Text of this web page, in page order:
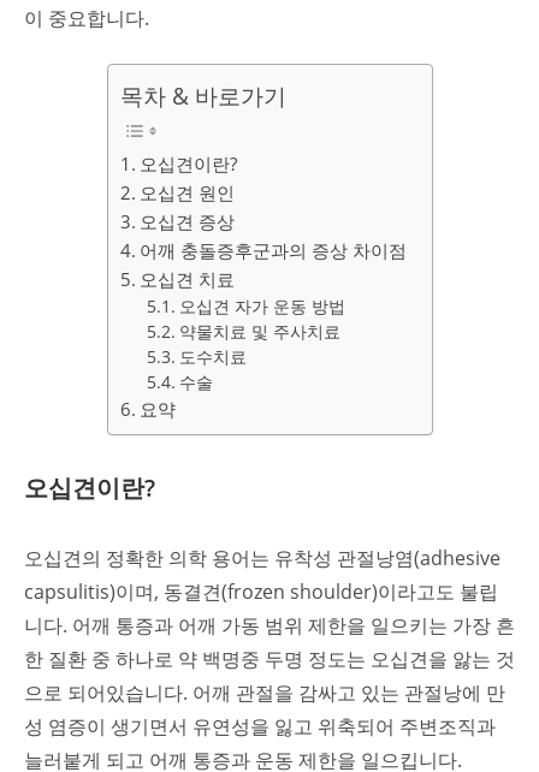
이 중요합니다.
목차 & 바로가기
오십견이란?
오십견 원인
오십견 증상
어깨 충돌증후군과의 증상 차이점
오십견 치료
오십견 자가 운동 방법
약물치료 및 주사치료
도수치료
수술
요약
오십견이란?
오십견의 정확한 의학 용어는 유착성 관절낭염(adhesive
capsulitis)이며, 동결견(frozen shoulder)이라고도 불립
니다. 어깨 통증과 어깨 가동 범위 제한을 일으키는 가장 흔
한 질환 중 하나로 약 백명중 두명 정도는 오십견을 앓는 것
으로 되어있습니다. 어깨 관절을 감싸고 있는 관절낭에 만
성 염증이 생기면서 유연성을 잃고 위축되어 주변조직과
늘러붙게 되고 어깨 통증과 운동 제한을 일으킵니다.